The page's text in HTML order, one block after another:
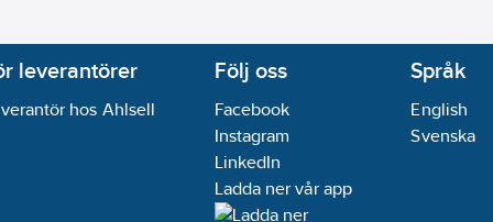
leverantörer
hos Ahlsell
Följ oss
Facebook
Instagram
LinkedIn
Ladda ner vår app
Språk
English
Svenska